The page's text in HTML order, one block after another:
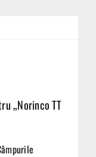
„Norinco TT